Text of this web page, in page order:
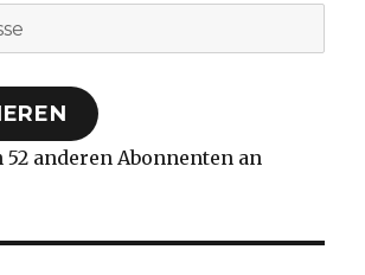
anderen Abonnenten an